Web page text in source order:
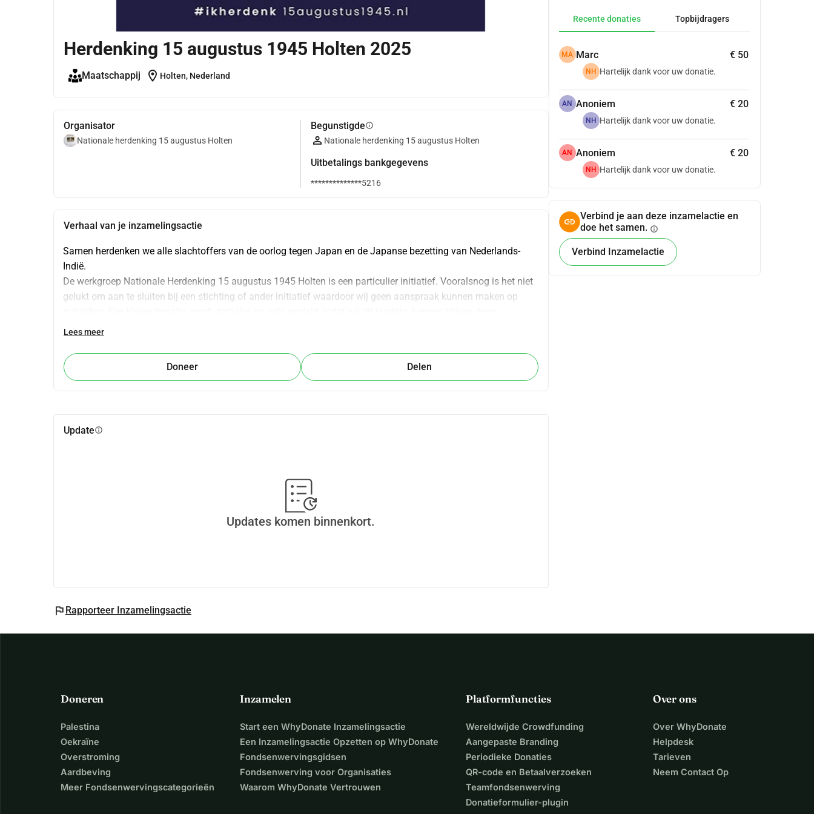
Herdenking 15 augustus 1945 Holten 2025
Maatschappij location_on Holten, Nederland
Organisator
Nationale herdenking 15 augustus Holten
Begunstigdeinfo
Nationale herdenking 15 augustus Holten
Uitbetalings bankgegevens
**************5216
Verhaal van je inzamelingsactie
Samen herdenken we alle slachtoffers van de oorlog tegen Japan en de Japanse bezetting van Nederlands-
Indië.
De werkgroep Nationale Herdenking 15 augustus 1945 Holten is een particulier initiatief. Vooralsnog is het niet
gelukt om aan te sluiten bij een stichting of ander initiatief waardoor wij geen aanspraak kunnen maken op
Lees meer
Doneer Delen
Updateinfo
Updates komen binnenkort.
flag Rapporteer Inzamelingsactie
Recente donaties Topbijdragers
MA Marc € 50
NH Hartelijk dank voor uw donatie.
AN Anoniem € 20
NH Hartelijk dank voor uw donatie.
AN Anoniem € 20
NH Hartelijk dank voor uw donatie.
Verbind je aan deze inzamelactie en
doe het samen. info
Verbind Inzamelactie
Doneren
Palestina
Oekraïne
Overstroming
Aardbeving
Meer Fondsenwervingscategorieën
Inzamelen
Start een WhyDonate Inzamelingsactie
Een Inzamelingsactie Opzetten op WhyDonate
Fondsenwervingsgidsen
Fondsenwerving voor Organisaties
Waarom WhyDonate Vertrouwen
Platformfuncties
Wereldwijde Crowdfunding
Aangepaste Branding
Periodieke Donaties
QR-code en Betaalverzoeken
Teamfondsenwerving
Donatieformulier-plugin
Over ons
Over WhyDonate
Helpdesk
Tarieven
Neem Contact Op